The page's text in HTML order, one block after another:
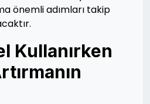
önemli adımları takip
Kullanırken